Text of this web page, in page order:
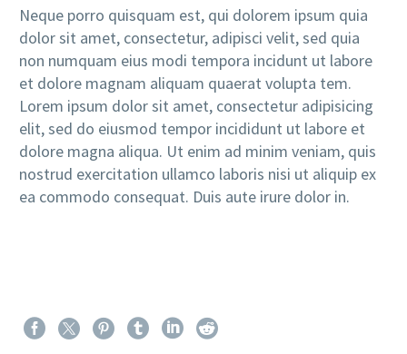
Neque porro quisquam est, qui dolorem ipsum quia
dolor sit amet, consectetur, adipisci velit, sed quia
non numquam eius modi tempora incidunt ut labore
et dolore magnam aliquam quaerat volupta tem.
Lorem ipsum dolor sit amet, consectetur adipisicing
elit, sed do eiusmod tempor incididunt ut labore et
dolore magna aliqua. Ut enim ad minim veniam, quis
nostrud exercitation ullamco laboris nisi ut aliquip ex
ea commodo consequat. Duis aute irure dolor in.